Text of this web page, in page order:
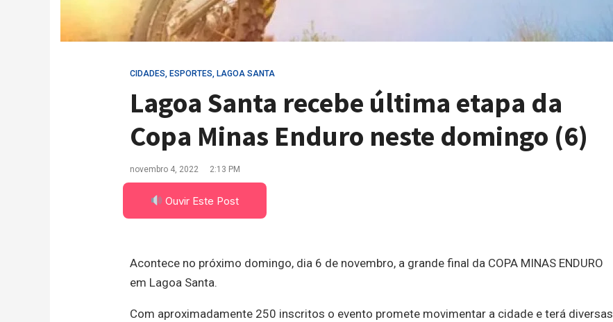
CIDADES, ESPORTES, LAGOA SANTA
Lagoa Santa recebe última etapa da
Copa Minas Enduro neste domingo (6)
novembro 4, 2022 2:13 PM
Ouvir Este Post
Acontece no próximo domingo, dia 6 de novembro, a grande final da COPA MINAS ENDURO
em Lagoa Santa.
Com aproximadamente 250 inscritos o evento promete movimentar a cidade e terá diversas